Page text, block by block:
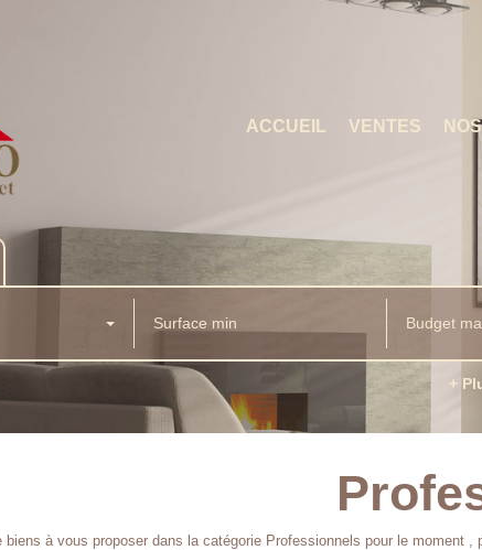
ACCUEIL VENTES
+
biens à vous proposer dans la catégorie Professionnels pour le moment